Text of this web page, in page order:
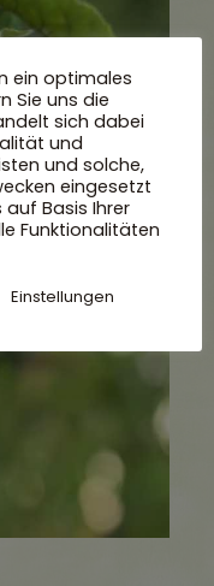
im
ein optimales
Sie uns die
sich dabei
und
und solche,
eingesetzt
Basis Ihrer
Funktionalitäten
Einstellungen